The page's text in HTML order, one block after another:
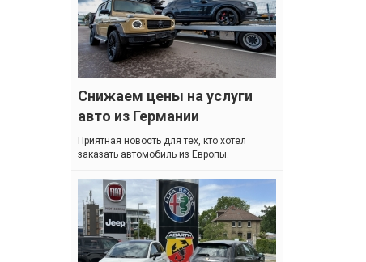
Снижаем цены на услуги
авто из Германии
Приятная новость для тех, кто хотел
заказать автомобиль из Европы.